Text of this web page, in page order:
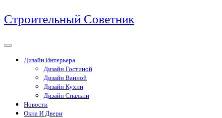
Перейти
к
Строительный Советник
Дизайн Интерьера
Дизайн Гостиной
Дизайн Ванной
Дизайн Кухни
Дизайн Спальни
Новости
Окна И Двери